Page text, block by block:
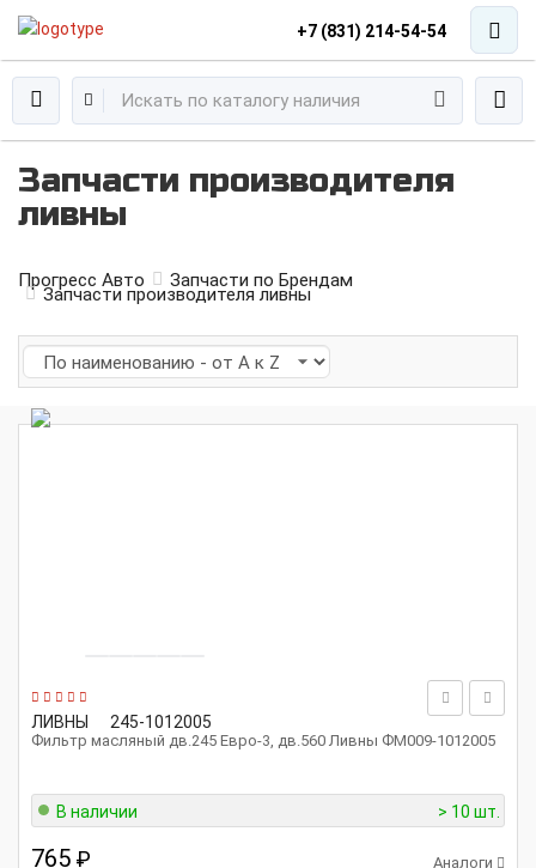
+7 (831) 214-54-54
Запчасти производителя
ливны
Прогресс Авто Запчасти по Брендам
Запчасти производителя ливны
ЛИВНЫ 245-1012005
Фильтр масляный дв.245 Евро-3, дв.560 Ливны ФМ009-1012005
В наличии > 10 шт.
765 ₽ Аналоги